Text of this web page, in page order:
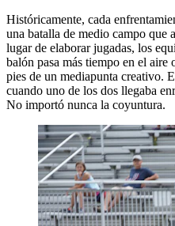
Históricamente, cada
una batalla de medio campo
lugar de elaborar jugadas, los
balón pasa más tiempo en el
pies de un mediapunta creativo.
cuando uno de los dos llegaba
No importó nunca la coyuntura.